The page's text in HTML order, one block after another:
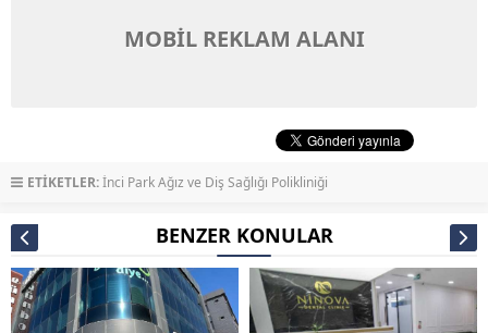
MOBİL REKLAM ALANI
ETİKETLER:İnci Park Ağız ve Diş Sağlığı Polikliniği
BENZER KONULAR